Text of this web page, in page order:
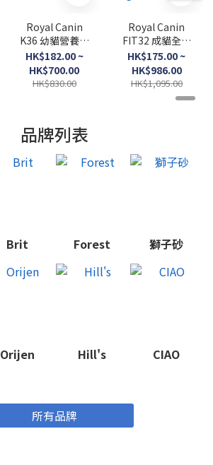
Royal Canin
K36 幼貓營養配
方．
2kg/4kg/10kg
HK$182.00 ~
HK$700.00
HK$830.00
Royal Canin
FIT32 成貓全效
健康營養配方．
2kg/4kg/10kg
/15kg（貓貓乾
HK$175.00 ~
HK$986.00
HK$1,095.00
品牌列表
Brit Forest 獅子砂
Orijen Hill's CIAO
所有品牌